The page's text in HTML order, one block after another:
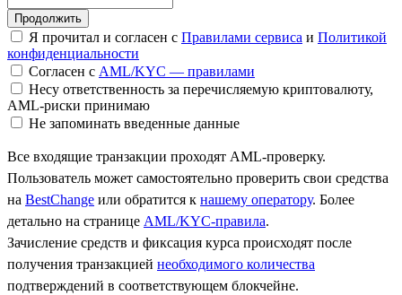
Я прочитал и согласен с Правилами сервиса и Политикой
конфиденциальности
Согласен с AML/KYC — правилами
Несу ответственность за перечисляемую криптовалюту,
AML-риски принимаю
Не запоминать введенные данные
Все входящие транзакции проходят AML-проверку.
Пользователь может самостоятельно проверить свои средства
на BestChange или обратится к нашему оператору. Более
детально на странице AML/KYC-правила.
Зачисление средств и фиксация курса происходят после
получения транзакцией необходимого количества
подтверждений в соответствующем блокчейне.